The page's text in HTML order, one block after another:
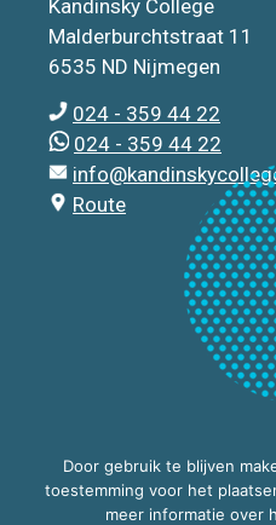
Kandinsky College
Malderburchtstraat 11
6535 ND Nijmegen
024 - 359 44 22
024 - 359 44 22
Route
Door gebruik te blijven
toestemming voor het
meer informatie over